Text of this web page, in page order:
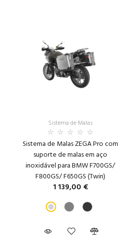
Sistema de Malas
Sistema de Malas ZEGA Pro com
suporte de malas em aço
inoxidável para BMW F700GS/
F800GS/ F650GS (Twin)
1 139,00 €